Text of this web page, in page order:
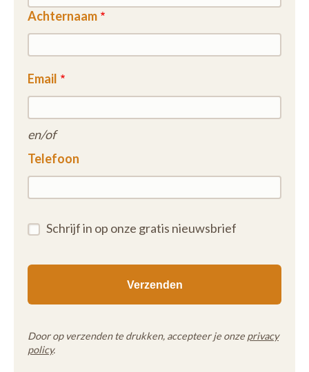
Achternaam
Email
en/of
Telefoon
Schrijf in op onze gratis nieuwsbrief
Door op verzenden te drukken, accepteer je onze privacy
policy.